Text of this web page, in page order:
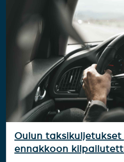
Oulun
ennakkoon